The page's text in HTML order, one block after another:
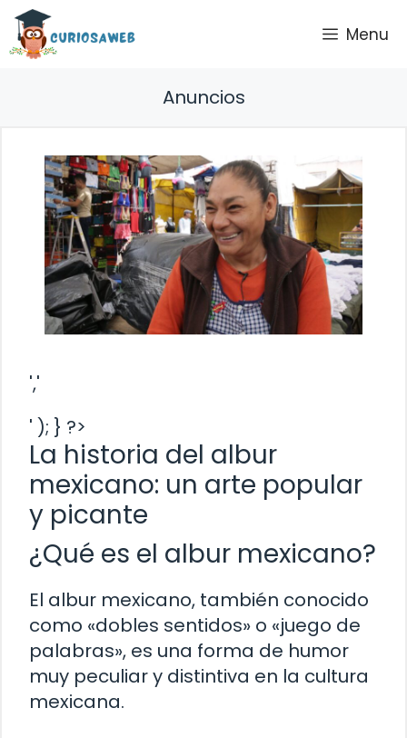
Saltar
contenido
Menu
Anuncios
','
' ); } ?>
La historia del albur
mexicano: un arte popular
y picante
¿Qué es el albur mexicano?
El albur mexicano, también conocido
como «dobles sentidos» o «juego de
palabras», es una forma de humor
muy peculiar y distintiva en la cultura
mexicana.